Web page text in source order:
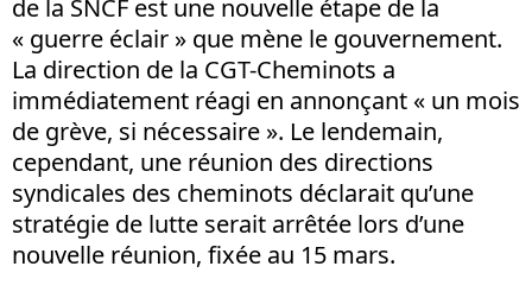
de la SNCF est une nouvelle étape de la
« guerre éclair » que mène le gouvernement.
La direction de la CGT-Cheminots a
immédiatement réagi en annonçant « un mois
de grève, si nécessaire ». Le lendemain,
cependant, une réunion des directions
syndicales des cheminots déclarait qu’une
stratégie de lutte serait arrêtée lors d’une
nouvelle réunion, fixée au 15 mars.